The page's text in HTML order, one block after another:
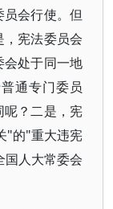
会行使。但
宪法委员会
处于同一地
通专门委员
？二是，宪
"的"重大违宪
人大常委会